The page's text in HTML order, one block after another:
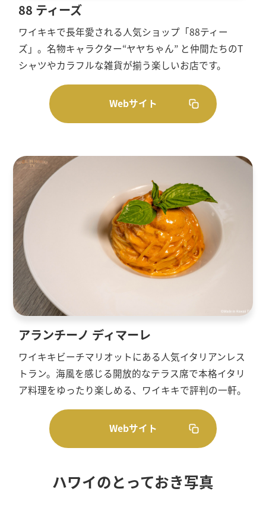
88 ティーズ
ワイキキで長年愛される人気ショップ「88ティー
ズ」。名物キャラクター“ヤヤちゃん” と仲間たちのT
シャツやカラフルな雑貨が揃う楽しいお店です。
Webサイト
アランチーノ ディマーレ
ワイキキビーチマリオットにある人気イタリアンレス
トラン。海風を感じる開放的なテラス席で本格イタリ
ア料理をゆったり楽しめる、ワイキキで評判の一軒。
Webサイト
ハワイのとっておき写真